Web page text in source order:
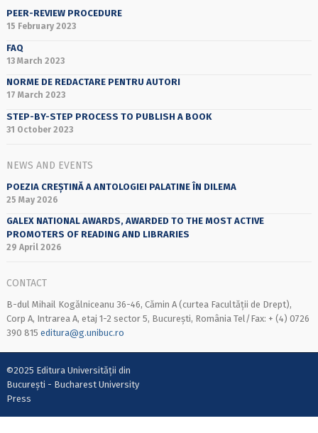
PEER-REVIEW PROCEDURE
15 February 2023
FAQ
13 March 2023
NORME DE REDACTARE PENTRU AUTORI
17 March 2023
STEP-BY-STEP PROCESS TO PUBLISH A BOOK
31 October 2023
NEWS AND EVENTS
POEZIA CREȘTINĂ A ANTOLOGIEI PALATINE ÎN DILEMA
25 May 2026
GALEX NATIONAL AWARDS, AWARDED TO THE MOST ACTIVE
PROMOTERS OF READING AND LIBRARIES
29 April 2026
CONTACT
B-dul Mihail Kogălniceanu 36-46, Cămin A (curtea Facultății de Drept),
Corp A, Intrarea A, etaj 1-2 sector 5, București, România Tel/Fax: + (4) 0726
390 815 editura@g.unibuc.ro
©2025 Editura Universității din
București - Bucharest University
Press